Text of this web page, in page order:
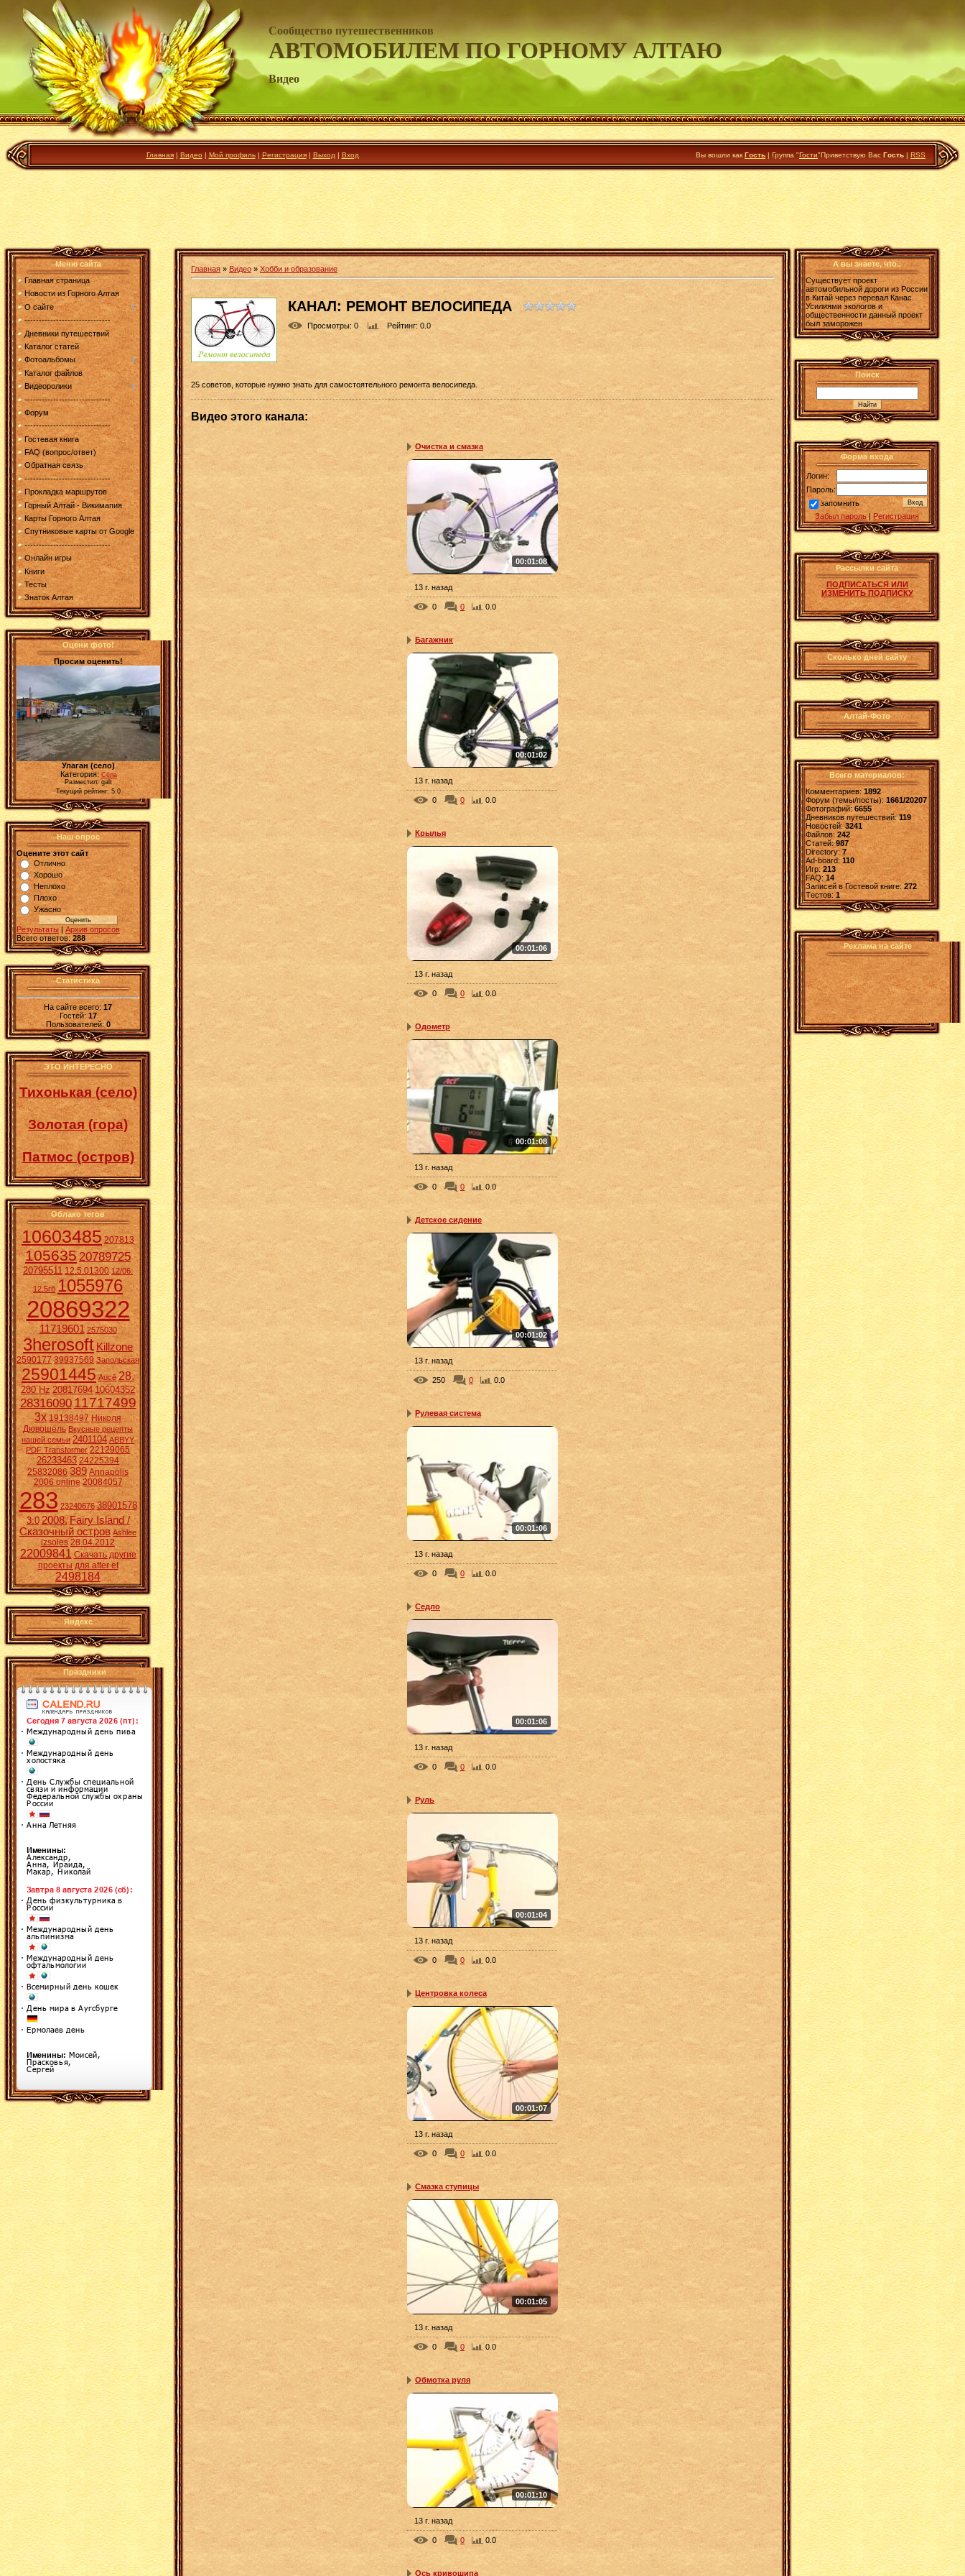
Сообщество путешественников
АВТОМОБИЛЕМ ПО ГОРНОМУ АЛТАЮ
Видео
Главная| Видео| Мой профиль| Регистрация| Выход | Вход Вы вошли как Гость | Группа "Гости"Приветствую Вас Гость | RSS
Меню сайта
Главная страница
Новости из Горного Алтая
О сайте
------------------------------
Дневники путешествий
Каталог статей
Фотоальбомы
Каталог файлов
Видеоролики
------------------------------
Форум
------------------------------
Гостевая книга
FAQ (вопрос/ответ)
Обратная связь
------------------------------
Прокладка маршрутов
Горный Алтай - Викимапия
Карты Горного Алтая
Спутниковые карты от Google
------------------------------
Онлайн игры
Книги
Тесты
Знаток Алтая
Оцени фото!
Просим оценить!
Улаган (село)
Категория: Сёла
Разместил: galt
Текущий рейтинг: 5.0
Наш опрос
Оцените этот сайт
Отлично
Хорошо
Неплохо
Плохо
Ужасно
Результаты | Архив опросов
Всего ответов: 288
Статистика
На сайте всего:17
Гостей: 17
Пользователей: 0
ЭТО ИНТЕРЕСНО
Тихонькая (село)
Золотая (гора)
Патмос (остров)
Облако тегов
10603485 207813
10563520789725
20795511 12.5.01300 12/06.
12.5гб 1055976
20869322
11719601 2575030
3herosoft Killzone
2590177 39937569 Запольская
25901445 Aucē 28.
280 Hz 20817694 10604352
2831609011717499
3x 19138497 Николя
Дювошель Вкусные рецепты
нашей семьи 2401104 ABBYY
PDF Transformer 22129065
26233463 24225394
25832086 389 Annapolis
2006 online 20084057
283 23240676 38901578
3:0 2008. Fairy Island /
Сказочный остров Ashlee
izsoles 28.04.2012
22009841 Скачать другие
проекты для after ef
2498184
Яндекс
Праздники
Главная » Видео» Хобби и образование
КАНАЛ: РЕМОНТ ВЕЛОСИПЕДА
Просмотры: 0 Рейтинг: 0.0
25 советов, которые нужно знать для самостоятельного ремонта велосипеда.
Видео этого канала:
Очистка и смазка
00:01:08
13 г. назад
0 0 0.0
Багажник
00:01:02
13 г. назад
0 0 0.0
Крылья
00:01:06
13 г. назад
0 0 0.0
Одометр
00:01:08
13 г. назад
0 0 0.0
Детское сидение
00:01:02
13 г. назад
250 0 0.0
Рулевая система
00:01:06
13 г. назад
0 0 0.0
Седло
00:01:06
13 г. назад
0 0 0.0
Руль
00:01:04
13 г. назад
0 0 0.0
Центровка колеса
00:01:07
13 г. назад
0 0 0.0
Смазка ступицы
00:01:05
13 г. назад
0 0 0.0
Обмотка руля
00:01:10
13 г. назад
0 0 0.0
Ось кривошипа
А вы знаете, что..
Существует проект
автомобильной дороги из России
в Китай через перевал Канас.
Усилиями экологов и
общественности данный проект
был заморожен
Поиск
Форма входа
Логин:
Пароль:
запомнить
Забыл пароль | Регистрация
Рассылки сайта
ПОДПИСАТЬСЯ ИЛИ
ИЗМЕНИТЬ ПОДПИСКУ
Сколько дней сайту
Алтай-Фото
Всего материалов:
Комментариев: 1892
Форум (темы/посты):1661/20207
Фотографий:6655
Дневников путешествий:119
Новостей:3241
Файлов: 242
Статей:987
Directory: 7
Ad-board:110
Игр: 213
FAQ:14
Записей в Гостевой книге:272
Tестов: 1
Реклама на сайте